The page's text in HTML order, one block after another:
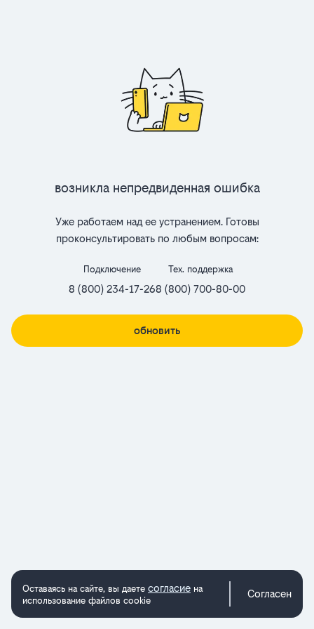
Возникла непредвиденная ошибка
Уже работаем над ее устранением. Готовы
проконсультировать по любым вопросам:
Подключение
8 (800) 234-17-26
Тех. поддержка
8 (800) 700-80-00
обновить
Оставаясь на сайте, вы даете согласие на
использование файлов cookie
Согласен